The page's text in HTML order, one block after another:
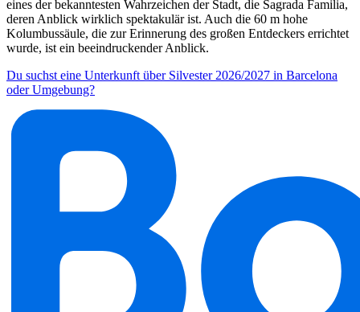
eines der bekanntesten Wahrzeichen der Stadt, die Sagrada Familia,
deren Anblick wirklich spektakulär ist. Auch die 60 m hohe
Kolumbussäule, die zur Erinnerung des großen Entdeckers errichtet
wurde, ist ein beeindruckender Anblick.
Du suchst eine Unterkunft über Silvester 2026/2027 in Barcelona
oder Umgebung?